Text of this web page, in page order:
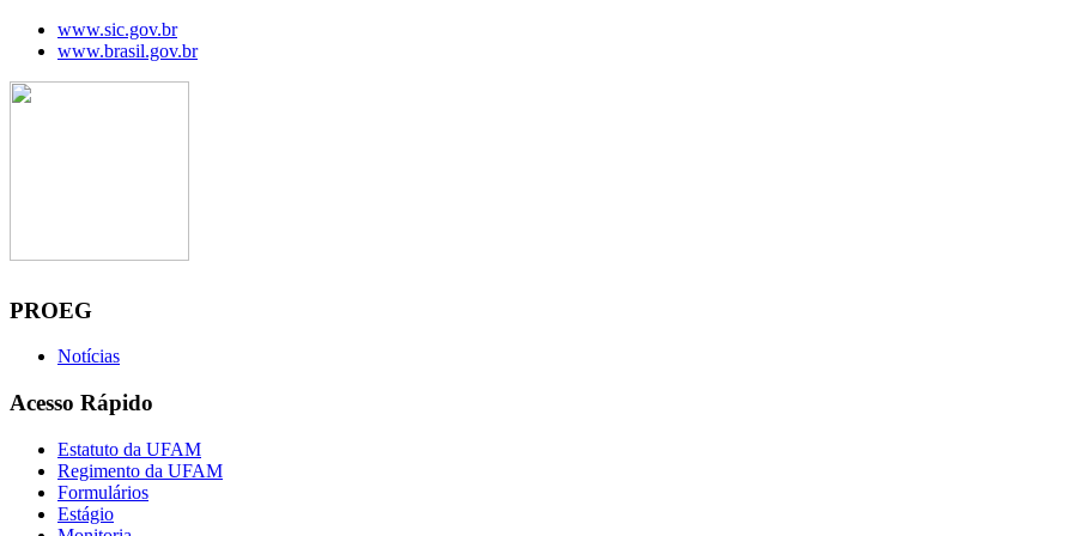
www.sic.gov.br
www.brasil.gov.br
PROEG
Notícias
Acesso Rápido
Estatuto da UFAM
Regimento da UFAM
Formulários
Estágio